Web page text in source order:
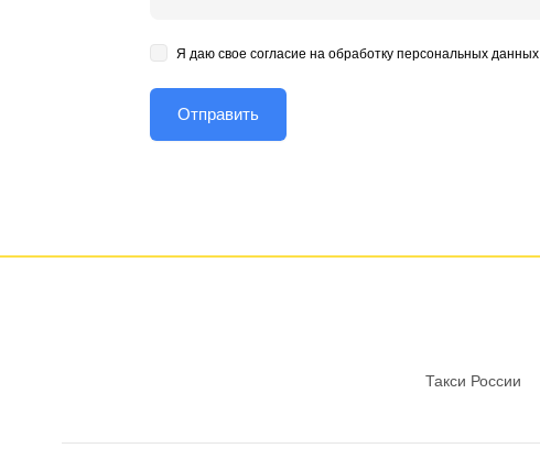
Я даю свое согласие на обработку персональных данных
Такси России